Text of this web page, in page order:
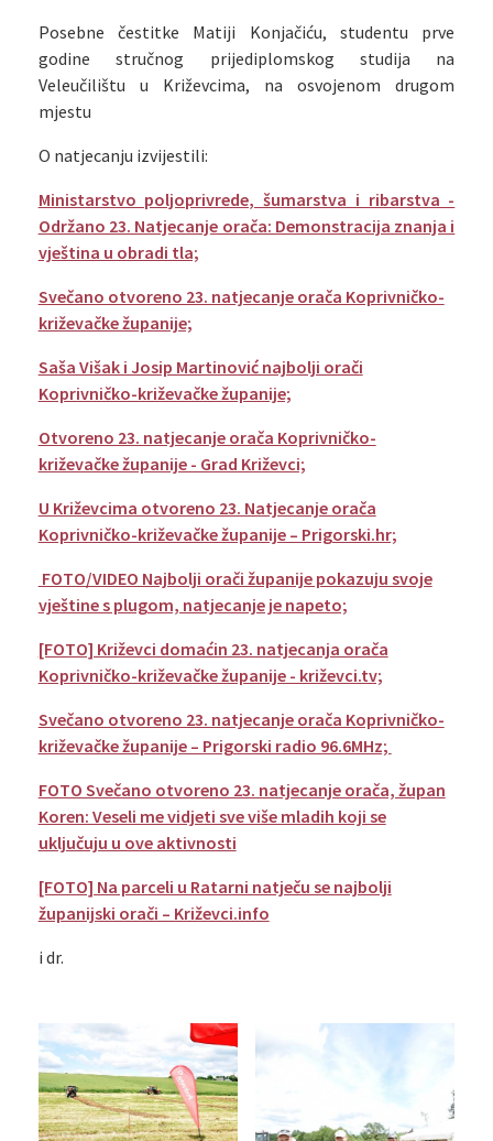
Posebne čestitke Matiji Konjačiću, studentu prve
godine stručnog prijediplomskog studija na
Veleučilištu u Križevcima, na osvojenom drugom
mjestu
O natjecanju izvijestili:
Ministarstvo poljoprivrede, šumarstva i ribarstva -
Održano 23. Natjecanje orača: Demonstracija znanja i
vještina u obradi tla;
Svečano otvoreno 23. natjecanje orača Koprivničko-
križevačke županije;
Saša Višak i Josip Martinović najbolji orači
Koprivničko-križevačke županije;
Otvoreno 23. natjecanje orača Koprivničko-
križevačke županije - Grad Križevci;
U Križevcima otvoreno 23. Natjecanje orača
Koprivničko-križevačke županije – Prigorski.hr;
FOTO/VIDEO Najbolji orači županije pokazuju svoje
vještine s plugom, natjecanje je napeto;
[FOTO] Križevci domaćin 23. natjecanja orača
Koprivničko-križevačke županije - križevci.tv;
Svečano otvoreno 23. natjecanje orača Koprivničko-
križevačke županije – Prigorski radio 96.6MHz;
FOTO Svečano otvoreno 23. natjecanje orača, župan
Koren: Veseli me vidjeti sve više mladih koji se
uključuju u ove aktivnosti
[FOTO] Na parceli u Ratarni natječu se najbolji
županijski orači – Križevci.info
i dr.